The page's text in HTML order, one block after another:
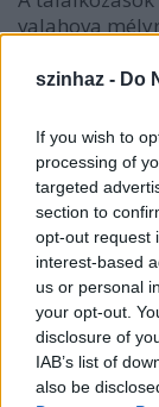
szinhaz - Do
If you wish to
processing of
targeted
section to
opt-out request
interest-based
us or personal
your opt-out.
disclosure of
IAB’s list of
also be
valahova
távol vagyok.
keresztül is
mondta,
falikárpit
Szávai
fenyőről
letörnek az
lehajolnak,
minden súly,
nincs tovább.